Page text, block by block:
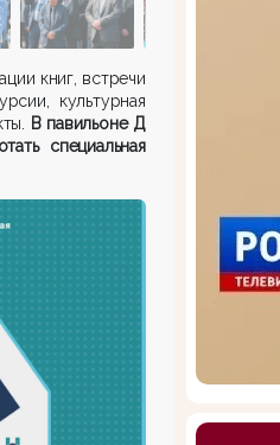
книг, встречи
культурная
В павильоне Д
специальная